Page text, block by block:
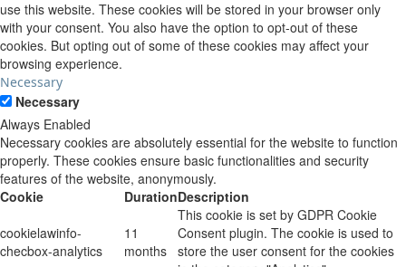
use this website. These cookies will be stored in your browser only
with your consent. You also have the option to opt-out of these
cookies. But opting out of some of these cookies may affect your
browsing experience.
Necessary
Necessary
Always Enabled
Necessary cookies are absolutely essential for the website to function
properly. These cookies ensure basic functionalities and security
features of the website, anonymously.
Cookie
DurationDescription
cookielawinfo-
checbox-analytics
11
months
This cookie is set by GDPR Cookie
Consent plugin. The cookie is used to
store the user consent for the cookies